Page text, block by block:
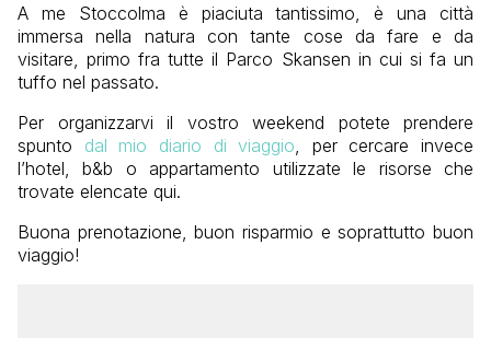
A me Stoccolma è piaciuta tantissimo, è una città
immersa nella natura con tante cose da fare e da
visitare, primo fra tutte il Parco Skansen in cui si fa un
tuffo nel passato.
Per organizzarvi il vostro weekend potete prendere
spunto dal mio diario di viaggio , per cercare invece
l’hotel, b&b o appartamento utilizzate le risorse che
trovate elencate qui.
Buona prenotazione, buon risparmio e soprattutto buon
viaggio!